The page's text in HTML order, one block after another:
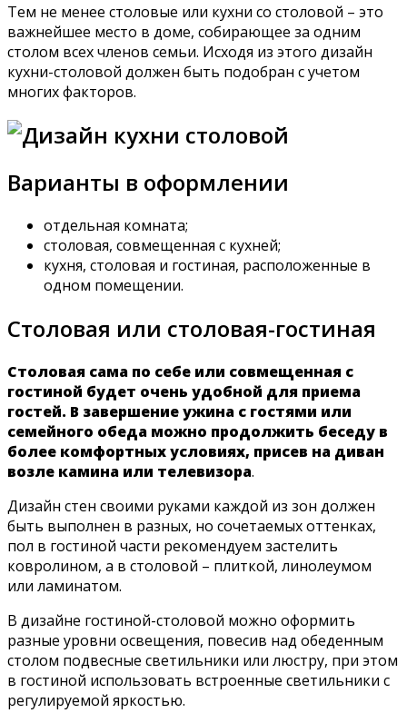
Тем не менее столовые или кухни со столовой – это
важнейшее место в доме, собирающее за одним
столом всех членов семьи. Исходя из этого дизайн
кухни-столовой должен быть подобран с учетом
многих факторов.
Варианты в оформлении
отдельная комната;
столовая, совмещенная с кухней;
кухня, столовая и гостиная, расположенные в
одном помещении.
Столовая или столовая-гостиная
Столовая сама по себе или совмещенная с
гостиной будет очень удобной для приема
гостей. В завершение ужина с гостями или
семейного обеда можно продолжить беседу в
более комфортных условиях, присев на диван
возле камина или телевизора.
Дизайн стен своими руками каждой из зон должен
быть выполнен в разных, но сочетаемых оттенках,
пол в гостиной части рекомендуем застелить
ковролином, а в столовой – плиткой, линолеумом
или ламинатом.
В дизайне гостиной-столовой можно оформить
разные уровни освещения, повесив над обеденным
столом подвесные светильники или люстру, при этом
в гостиной использовать встроенные светильники с
регулируемой яркостью.